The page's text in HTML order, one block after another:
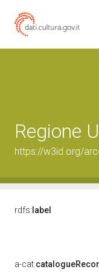
Regione
https://w3id.org/
rdfs: label
a-cat: